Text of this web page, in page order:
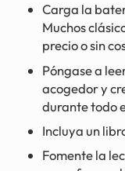
Carga la
Muchos
precio o sin
Póngase a
acogedor y
durante todo
Incluya un
Fomente la